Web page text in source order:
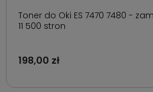
Toner do Oki ES 7470 7480 -
11 500 stron
198,00 zł